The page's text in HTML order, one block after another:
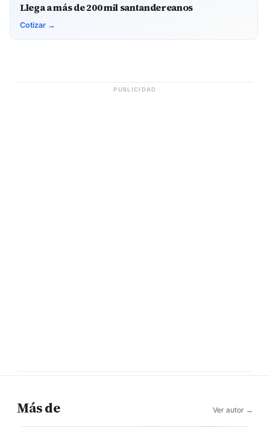
Llega a más de 200 mil santandereanos
Cotizar →
PUBLICIDAD
Más de Ver autor →